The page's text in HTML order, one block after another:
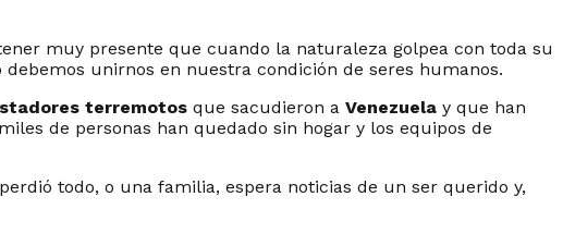
muy presente que cuando la naturaleza golpea con toda su
unirnos en nuestra condición de seres humanos.
terremotos que sacudieron a Venezuela y que han
de personas han quedado sin hogar y los equipos de
todo, o una familia, espera noticias de un ser querido y,